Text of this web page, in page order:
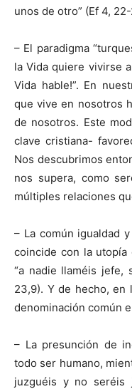
unos de otro” (Ef 4,
– El paradigma
la Vida quiere vivirse
Vida hable!”. En
que vive en nosotros
de nosotros. Este
clave cristiana-
Nos descubrimos
nos supera, como
múltiples relaciones
– La común igualdad
coincide con la
“a nadie llaméis jefe,
23,9). Y de hecho, en
denominación común
– La presunción de
todo ser humano,
juzguéis y no seréis